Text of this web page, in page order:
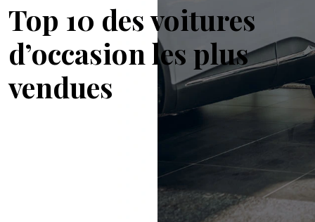
Top 10 des voitures
d’occasion les plus
vendues